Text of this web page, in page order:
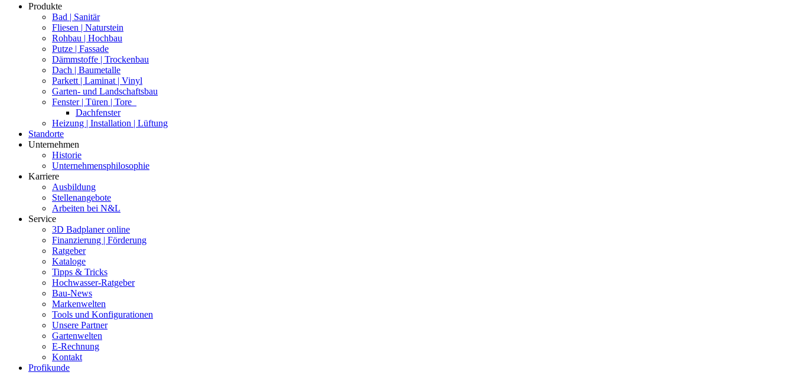
Produkte
Bad | Sanitär
Fliesen | Naturstein
Rohbau | Hochbau
Putze | Fassade
Dämmstoffe | Trockenbau
Dach | Baumetalle
Parkett | Laminat | Vinyl
Garten- und Landschaftsbau
Fenster | Türen | Tore
Dachfenster
Heizung | Installation | Lüftung
Standorte
Unternehmen
Historie
Unternehmensphilosophie
Karriere
Ausbildung
Stellenangebote
Arbeiten bei N&L
Service
3D Badplaner online
Finanzierung | Förderung
Ratgeber
Kataloge
Tipps & Tricks
Hochwasser-Ratgeber
Bau-News
Markenwelten
Tools und Konfigurationen
Unsere Partner
Gartenwelten
E-Rechnung
Kontakt
Profikunde